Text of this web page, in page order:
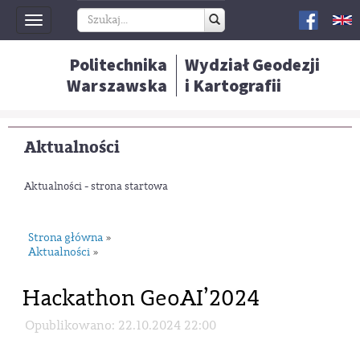
Toggle
navigation
Politechnika
Warszawska
Wydział Geodezji
i Kartografii
Aktualności
Aktualności - strona startowa
Strona główna »
Aktualności »
Hackathon GeoAI’2024
Opublikowano: 22.10.2024 22:00